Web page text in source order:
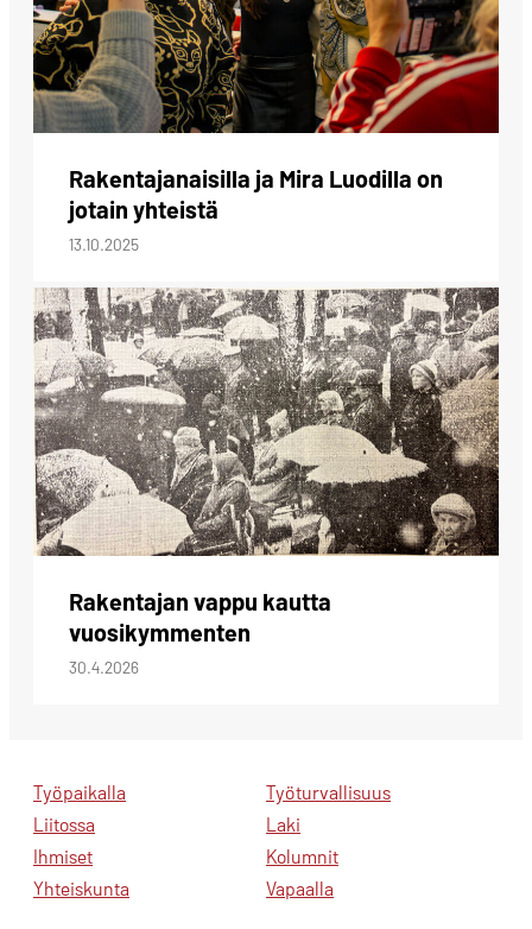
Rakentajanaisilla ja Mira Luodilla on
jotain yhteistä
13.10.2025
Rakentajan vappu kautta
vuosikymmenten
30.4.2026
Työpaikalla
Liitossa
Ihmiset
Yhteiskunta
Työturvallisuus
Laki
Kolumnit
Vapaalla